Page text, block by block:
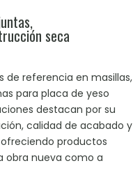
seca
de referencia en masillas,
para placa de yeso
destacan por su
calidad de acabado y
productos
obra nueva como a